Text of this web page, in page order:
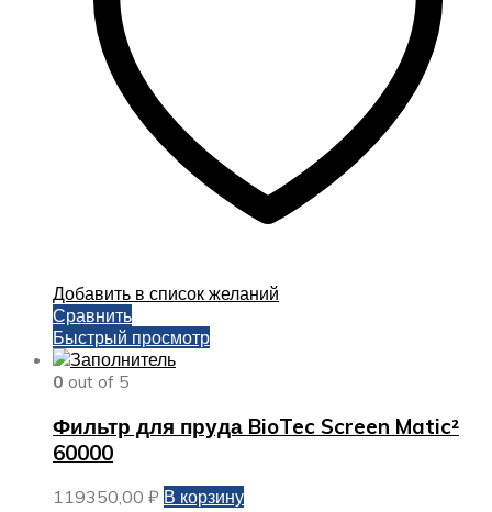
Добавить в список желаний
Сравнить
Быстрый просмотр
0 out of 5
Фильтр для пруда BioTec Screen Matic²
60000
119350,00 ₽ В корзину